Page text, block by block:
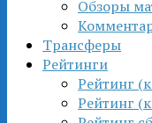
Обзоры
Трансферы
Рейтинги
Рейтинг
Рейтинг